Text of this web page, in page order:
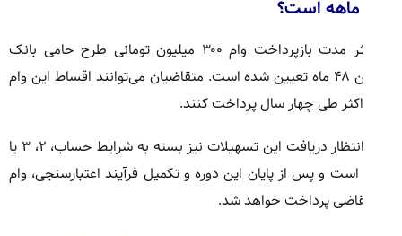
است؟
حداکثر مدت بازپرداخت وام ۳۰۰ میلیون تومانی طرح حامی بانک
مسکن ۴۸ ماه تعیین شده است. متقاضیان می‌توانند اقساط این وام
طی چهار سال پرداخت کنند.
دوره انتظار دریافت این تسهیلات نیز بسته به شرایط حساب، ۲، ۳ یا
است و پس از پایان این دوره و تکمیل فرآیند اعتبارسنجی، وام
پرداخت خواهد شد.